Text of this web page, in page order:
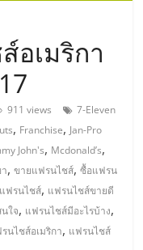
อเมริกา
911 views
7-Eleven
, Franchise, Jan-Pro
John's, Mcdonald’s,
,ขายแฟรนไชส์,ซื้อแฟรน
แฟรนไชส์, แฟรนไชส์ขายดี
ใจ, แฟรนไชส์มีอะไรบ้าง,
นไชส์อเมริกา, แฟรนไชส์